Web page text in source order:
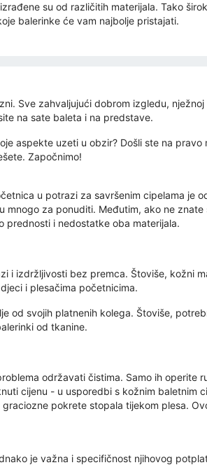
su od različitih materijala. Tako
balerinke će vam najbolje pristajati.
Sve zahvaljujući dobrom izgledu,
na sate baleta i na predstave.
aspekte uzeti u obzir? Došli ste na
Započnimo!
u potrazi za savršenim cipelama je
mnogo za ponuditi. Međutim, ako ne
prednosti i nedostatke oba materijala.
​​i izdržljivosti bez premca. Štoviše, kožni
i plesačima početnicima.
od svojih platnenih kolega. Štoviše,
od tkanine.
održavati čistima. Samo ih operite
cijenu - u usporedbi s kožnim baletnim
pokrete stopala tijekom plesa.
je važna i specifičnost njihovog